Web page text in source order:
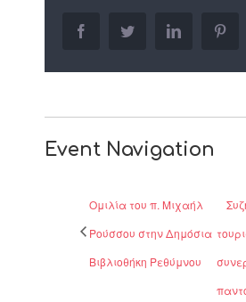
facebooktwitter linkedin
Event Navigation
Ομιλία του π. Μιχαήλ
Ρούσσου στην Δημόσια
Βιβλιοθήκη Ρεθύμνου